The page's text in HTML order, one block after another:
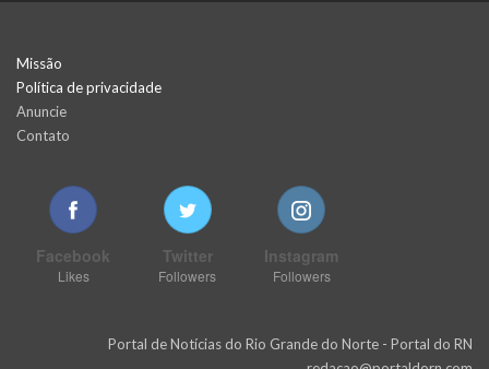
Missão
Política de privacidade
Anuncie
Contato
Facebook
Likes
Twitter
Followers
Instagram
Followers
Portal de Notícias do Rio Grande do Norte - Portal do RN